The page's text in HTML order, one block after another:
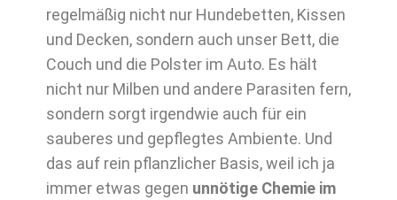
regelmäßig nicht nur Hundebetten, Kissen
und Decken, sondern auch unser Bett, die
Couch und die Polster im Auto. Es hält
nicht nur Milben und andere Parasiten fern,
sondern sorgt irgendwie auch für ein
sauberes und gepflegtes Ambiente. Und
das auf rein pflanzlicher Basis, weil ich ja
immer etwas gegen unnötige Chemie im